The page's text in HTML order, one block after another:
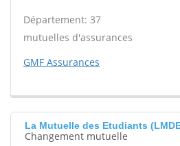
Département: 37
mutuelles d'assurances
GMF Assurances
La Mutuelle des Etudiants
Changement mutuelle